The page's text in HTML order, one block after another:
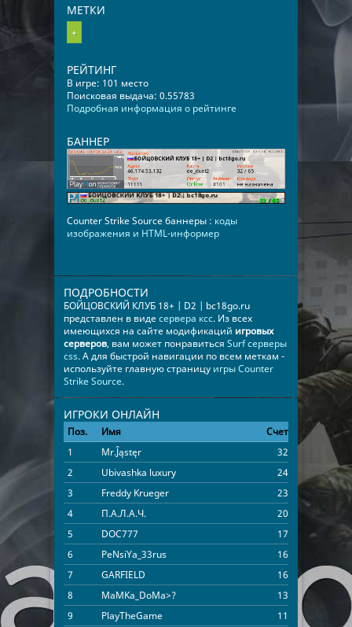
МЕТКИ
+
РЕЙТИНГ
В игре: 101 место
Поисковая выдача: 0.55783
Подробная информация о рейтинге
БАННЕР
Counter Strike Source баннеры : коды
изображения и HTML-информер
ПОДРОБНОСТИ
БОЙЦОВСКИЙ КЛУБ 18+ | D2 | bc18go.ru
представлен в видесервера ксс. Из всех
имеющихся на сайте модификаций игровых
серверов, вам может понравиться Surf серверы
css. А для быстрой навигации по всем меткам -
используйте главную страницу игры Counter
Strike Source.
ИГРОКИ ОНЛАЙН
Поз. Имя Счет Время
1
Mr.Ĵąstęr 32
2
Ubivashka luxury 24 01:28:57
3
Freddy Krueger 23 00:34:54
4
П.А.Л.А.Ч. 20
5
DOC777 17 05:00:22
6
PeNsiYa_33rus 16
7
GARFIELD 16 00:39:56
8
MaMKa_DoMa>? 13 00:49:56
9
PlayTheGame 11
00:30:43